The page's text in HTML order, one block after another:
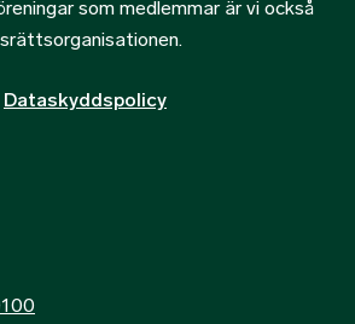
som medlemmar är vi också
Dataskyddspolicy